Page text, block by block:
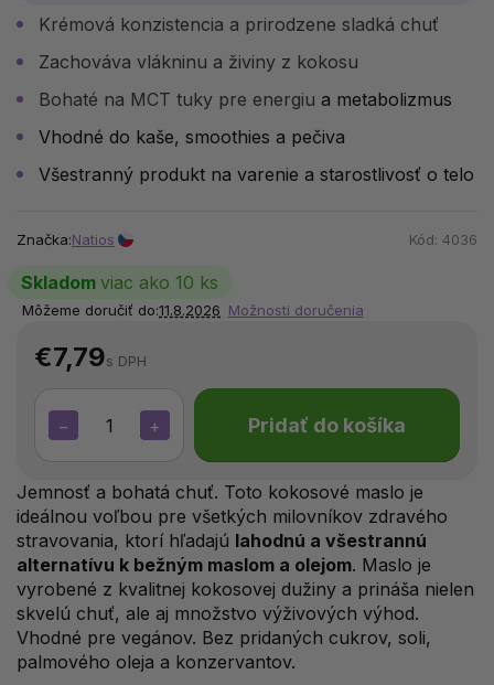
€7,79s DPH
+
− Pridať do košíka
Jemnosť a bohatá chuť. Toto kokosové maslo je
ideálnou voľbou pre všetkých milovníkov zdravého
stravovania, ktorí hľadajú lahodnú a všestrannú
alternatívu k bežným maslom a olejom. Maslo je
vyrobené z kvalitnej kokosovej dužiny a prináša nielen
skvelú chuť, ale aj množstvo výživových výhod.
Vhodné pre vegánov. Bez pridaných cukrov, soli,
palmového oleja a konzervantov.
Krémová konzistencia a prirodzene sladká chuť
Zachováva vlákninu a živiny z kokosu
Bohaté na MCT tuky pre energiu a metabolizmus
Vhodné do kaše, smoothies a pečiva
Všestranný produkt na varenie a starostlivosť o telo
Značka:Natios Kód: 4036
Skladom viac ako 10 ks
Môžeme doručiť do:11.8.2026 Možnosti doručenia